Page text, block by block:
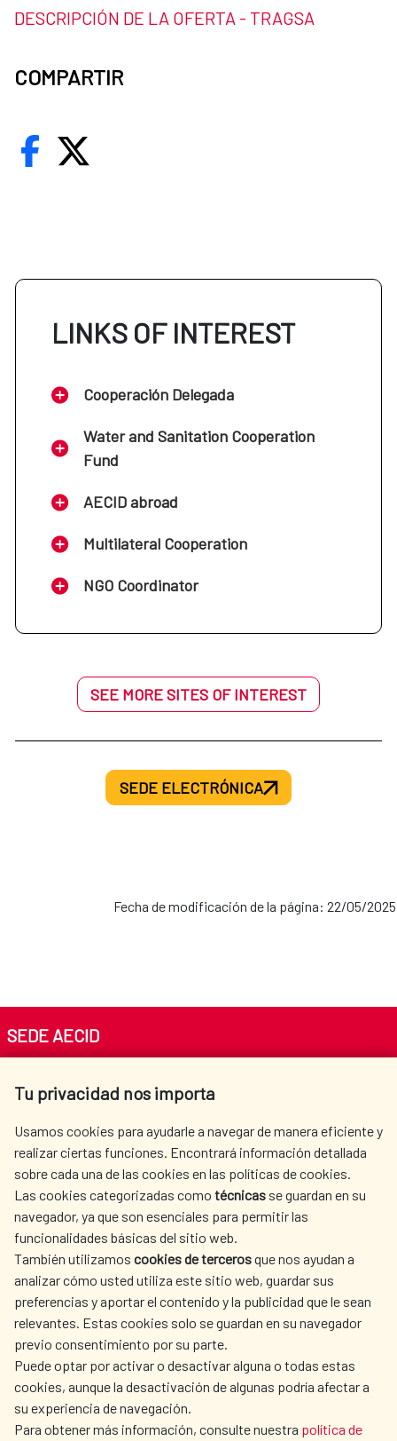
DESCRIPCIÓN DE LA OFERTA - TRAGSA
COMPARTIR
LINKS OF INTEREST
Cooperación Delegada
Water and Sanitation Cooperation
Fund
AECID abroad
Multilateral Cooperation
NGO Coordinator
SEE MORE SITES OF INTEREST
SEDE ELECTRÓNICA
Fecha de modificación de la página: 22/05/2025
Tu privacidad nos importa
Usamos cookies para ayudarle a navegar de manera eficiente y
realizar ciertas funciones. Encontrará información detallada
sobre cada una de las cookies en las políticas de cookies.
Las cookies categorizadas como técnicas se guardan en su
navegador, ya que son esenciales para permitir las
funcionalidades básicas del sitio web.
También utilizamos cookies de tercerosque nos ayudan a
analizar cómo usted utiliza este sitio web, guardar sus
preferencias y aportar el contenido y la publicidad que le sean
relevantes. Estas cookies solo se guardan en su navegador
previo consentimiento por su parte.
Puede optar por activar o desactivar alguna o todas estas
cookies, aunque la desactivación de algunas podría afectar a
su experiencia de navegación.
Para obtener más información, consulte nuestra política de
SEDE AECID
Tel. +34 900 20 30 54​​​​​​​
AECID
WHERE DO WE COOPERATE?
SPANISH HUMANITARIAN
ACTION
PRESS ROOM
CULTURE AND SCIENCE LIBRARY
OUR SOCIAL MEDIA